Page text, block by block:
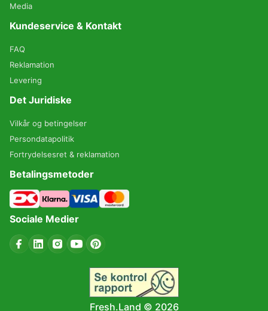
Media
Kundeservice & Kontakt
FAQ
Reklamation
Levering
Det Juridiske
Vilkår og betingelser
Persondatapolitik
Fortrydelsesret & reklamation
Betalingsmetoder
Sociale Medier
Fresh.Land © 2026